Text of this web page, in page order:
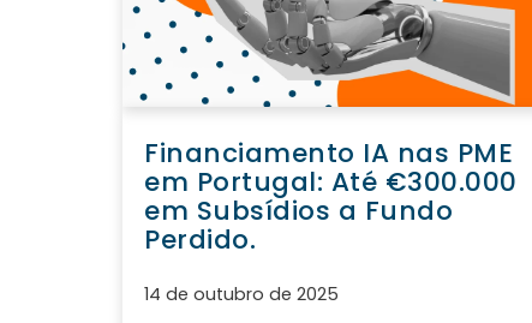
Financiamento IA nas PME
em Portugal: Até €300.000
em Subsídios a Fundo
Perdido.
14 de outubro de 2025